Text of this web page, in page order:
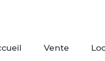
vente